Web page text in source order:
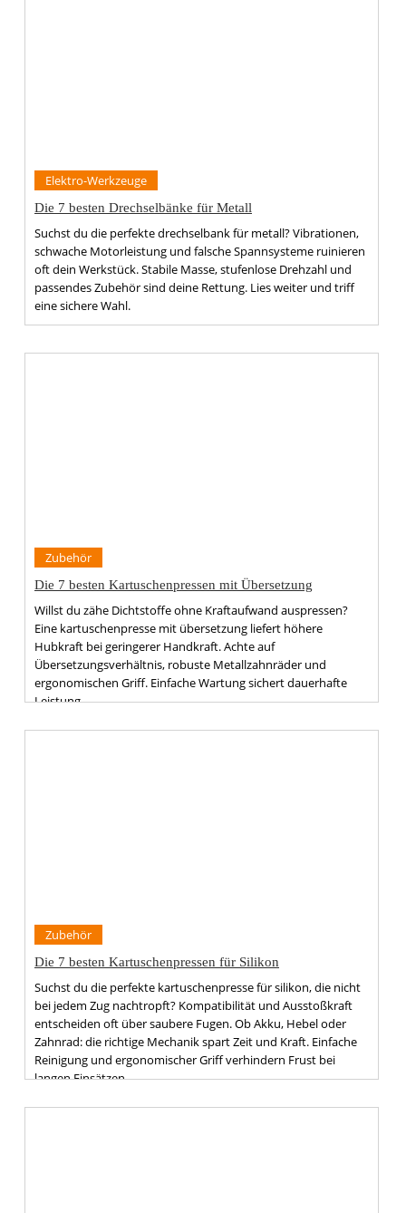
Elektro-Werkzeuge
Die 7 besten Drechselbänke für Metall
Suchst du die perfekte drechselbank für metall? Vibrationen,
schwache Motorleistung und falsche Spannsysteme ruinieren
oft dein Werkstück. Stabile Masse, stufenlose Drehzahl und
passendes Zubehör sind deine Rettung. Lies weiter und triff
eine sichere Wahl.
Zubehör
Die 7 besten Kartuschenpressen mit Übersetzung
Willst du zähe Dichtstoffe ohne Kraftaufwand auspressen?
Eine kartuschenpresse mit übersetzung liefert höhere
Hubkraft bei geringerer Handkraft. Achte auf
Übersetzungsverhältnis, robuste Metallzahnräder und
ergonomischen Griff. Einfache Wartung sichert dauerhafte
Leistung.
Zubehör
Die 7 besten Kartuschenpressen für Silikon
Suchst du die perfekte kartuschenpresse für silikon, die nicht
bei jedem Zug nachtropft? Kompatibilität und Ausstoßkraft
entscheiden oft über saubere Fugen. Ob Akku, Hebel oder
Zahnrad: die richtige Mechanik spart Zeit und Kraft. Einfache
Reinigung und ergonomischer Griff verhindern Frust bei
langen Einsätzen.